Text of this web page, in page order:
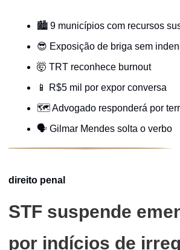
🏙 9 municípios com recursos
😎 Exposição de briga sem
🤯 TRT reconhece burnout
📱 R$5 mil por expor conversa
🗺 Advogado responderá por
🗣️ Gilmar Mendes solta o verbo
direito penal
STF suspende
por indícios de